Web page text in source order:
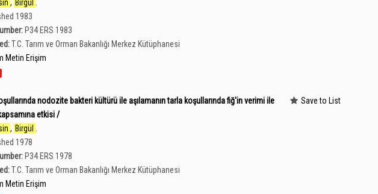
, Birgül
1983
P34 ERS 1983
T.C. Tarım ve Orman Bakanlığı Merkez Kütüphanesi
Metin Erişim
nodozite bakteri kültürü ile aşılamanın tarla koşullarında fiğ'in verimi ile
etkisi /
, Birgül
1978
P34 ERS 1978
T.C. Tarım ve Orman Bakanlığı Merkez Kütüphanesi
Metin Erişim
Save to List